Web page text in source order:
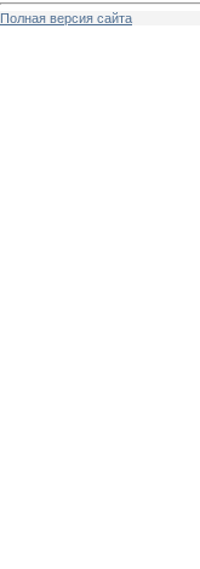
Полная версия сайта